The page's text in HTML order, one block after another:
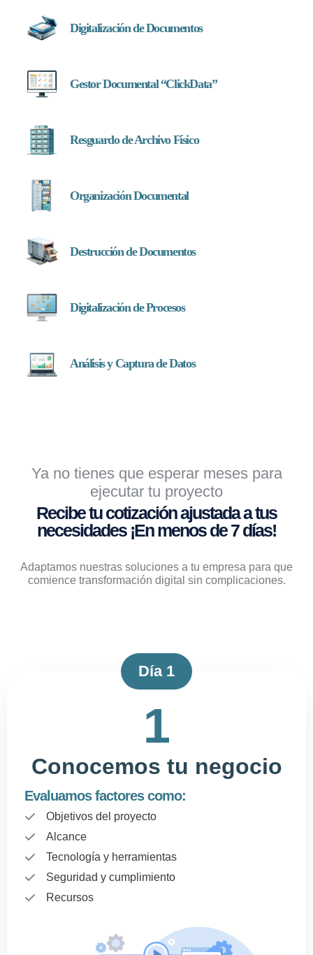
Digitalización de Documentos
Gestor Documental “ClickData”
Resguardo de Archivo Físico
Organización Documental
Destrucción de Documentos
Digitalización de Procesos
Análisis y Captura de Datos
Ya no tienes que esperar meses para
ejecutar tu proyecto
Recibe tu cotización ajustada a tus
necesidades ¡En menos de 7 días!
Adaptamos nuestras soluciones a tu empresa para que
comience transformación digital sin complicaciones.
Día 1
1
Conocemos tu negocio
Evaluamos factores como:
Objetivos del proyecto
Alcance
Tecnología y herramientas
Seguridad y cumplimiento
Recursos